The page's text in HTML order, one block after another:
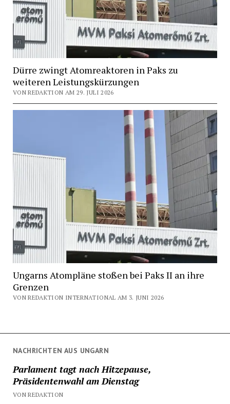
NACHRICHTEN AUS UNGARN
Parlament tagt nach Hitzepause,
Präsidentenwahl am Dienstag
VON REDAKTION
Dürre zwingt Atomreaktoren in Paks zu
weiteren Leistungskürzungen
VON REDAKTION AM 29. JULI 2026
Ungarns Atompläne stoßen bei Paks II an ihre
Grenzen
VON REDAKTION INTERNATIONAL AM 3. JUNI 2026